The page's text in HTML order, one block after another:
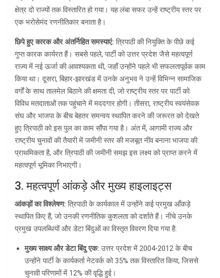
क्षेत्र दो राज्यों तक विस्तारित हो गया। यह लंबा सफर उन्हें राष्ट्रीय स्तर पर
एक भरोसेमंद रणनीतिकार बनाता है।
छिपे हुए कारक और अंतर्निहित समस्याएं: त्रिपाठी की नियुक्ति के पीछे कई
गुप्त कारक कार्यरत हैं। सबसे पहले, पार्टी को उत्तर प्रदेश जैसे महत्वपूर्ण
राज्य में नई ऊर्जा की आवश्यकता थी, जहाँ उन्होंने पहले भी सफलतापूर्वक काम
किया था। दूसरा, बिहार‑झारखंड में उनके अनुभव ने उन्हें विभिन्न सामाजिक
वर्गों के साथ तालमेल बिठाने की क्षमता दी, जो राष्ट्रीय स्तर पर पार्टी को
विविध मतदाताओं तक पहुंचाने में मददगार होगी। तीसरा, राष्ट्रीय स्वयंसेवक
संघ और भाजपा के बीच बेहतर समन्वय स्थापित करने की जरूरत को देखते
हुए त्रिपाठी को इस पुल का काम सौंपा गया है। अंत में, आगामी राज्य और
राष्ट्रीय चुनावों की तैयारी में जमीनी स्तर की मजबूत नींव बनाना भाजपा की
प्राथमिकता है, और त्रिपाठी की जमीनी समझ इस लक्ष्य को प्राप्त करने में
महत्वपूर्ण भूमिका निभाएगी।
3. महत्वपूर्ण आंकड़े और मुख्य हाइलाइट्स
आंकड़ों का विश्लेषण: त्रिपाठी के कार्यकाल में उन्होंने कई प्रमुख आँकड़े
स्थापित किए हैं, जो उनकी रणनीतिक कुशलता को दर्शाते हैं। नीचे उनके
प्रमुख उपलब्धियों और डेटा बिंदुओं का विस्तृत विवरण दिया गया है:
मुख्य साक्ष्य और डेटा बिंदु एक: उत्तर प्रदेश में 2004‑2012 के बीच
उन्होंने पार्टी के कार्यकर्ता नेटवर्क को 35% तक विस्तारित किया, जिससे
चुनावी परिणामों में 12% की वृद्धि हुई।